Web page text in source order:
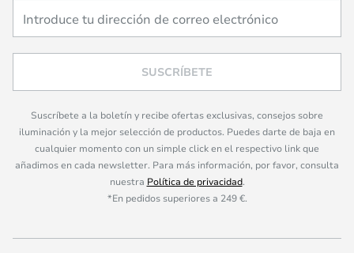
SUSCRÍBETE
Suscríbete a la boletín y recibe ofertas exclusivas, consejos sobre
iluminación y la mejor selección de productos. Puedes darte de baja en
cualquier momento con un simple click en el respectivo link que
añadimos en cada newsletter. Para más información, por favor, consulta
nuestra Política de privacidad.
*En pedidos superiores a 249 €.